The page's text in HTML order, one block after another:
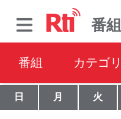
番組
番組 カテゴリ
日 月 火